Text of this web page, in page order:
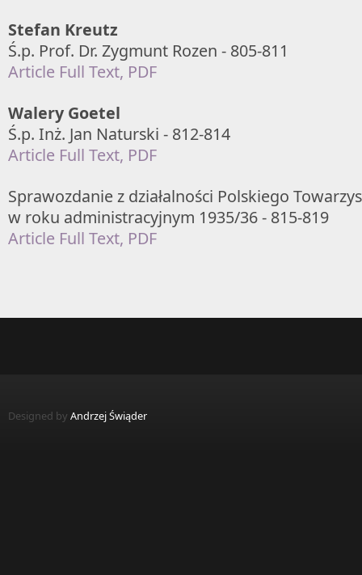
Stefan Kreutz
Ś.p. Prof. Dr. Zygmunt Rozen - 805-811
Article Full Text, PDF
Walery Goetel
Ś.p. Inż. Jan Naturski - 812-814
Article Full Text, PDF
Sprawozdanie z działalności Polskiego
w roku administracyjnym 1935/36 - 815-819
Article Full Text, PDF
Designed by Andrzej Świąder